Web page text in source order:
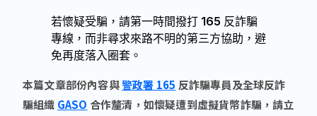
若懷疑受騙，請第一時間撥打 165 反詐騙
專線，而非尋求來路不明的第三方協助，避
免再度落入圈套。
本篇文章部份內容與警政署 165 反詐騙專員及全球反詐
騙組織 GASO 合作釐清，如懷疑遭到虛擬貨幣詐騙，請立